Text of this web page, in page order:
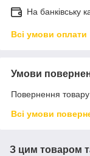
На банківську
Всі умови оплати
Умови
Повернення
Всі умови
З цим товаром